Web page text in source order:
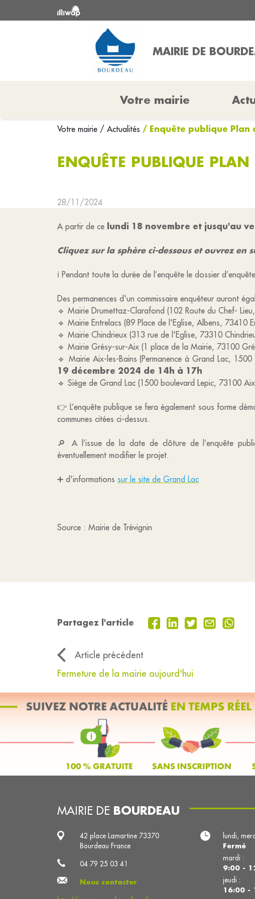
MAIRIE DE
Votre mairie
Votre mairie / Actualités / Enquête publique Plan
ENQUÊTE PUBLIQUE
28/11/2024
A partir de ce lundi 18 novembre et jusqu'au
Cliquez sur la sphère ci-dessous et ouvrez
ℹ️ Pendant toute la durée de l’enquête le dossier
Des permanences d'un commissaire enquêteur auront
🔹 Mairie Drumettaz-Clarafond (102 Route du Chef-
🔹 Mairie Entrelacs (89 Place de l'Eglise, Albens, 73410
🔹 Mairie Chindrieux (313 rue de l'Eglise, 73310
🔹 Mairie Grésy-sur-Aix (1 place de la Mairie, 73100
🔹 Mairie Aix-les-Bains (Permanence à Grand Lac,
19 décembre 2024 de 14h à 17h
🔹 Siège de Grand Lac (1500 boulevard Lepic, 73100
👉 L’enquête publique se fera également sous forme
communes citées ci-dessus.
🔎 A l’issue de la date de clôture de l’enquête
éventuellement modifier le projet.
➕ d'informations sur le site de Grand Lac
Source : Mairie de Trévignin
Partagez l'article
Article précédent
Fermeture de la mairie aujourd'hui
MAIRIE DE BOURDEAU
42 place Lamartine 73370
Bourdeau France
04 79 25 03 41
Nous contacter
lundi,
Fermé
mardi :
9:00 -
jeudi :
16:00 -